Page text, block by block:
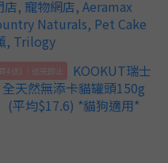
買4送1｜送完即止